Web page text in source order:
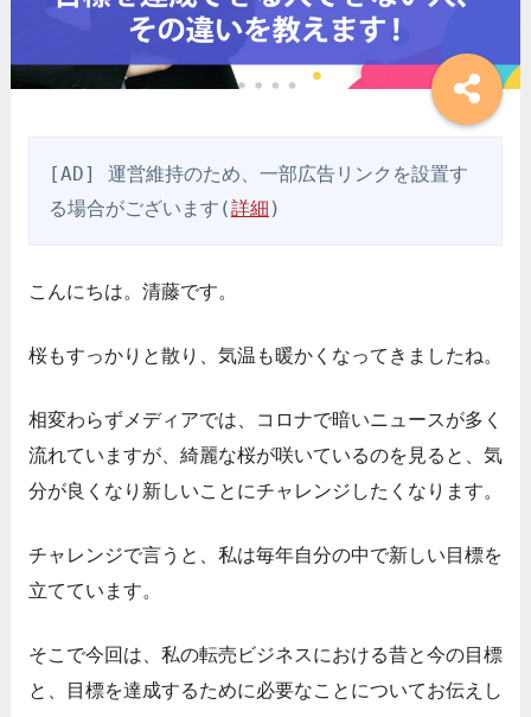
[AD] 運営維持のため、一部広告リンクを設置す
る場合がございます(詳細 )
こんにちは。清藤です。
桜もすっかりと散り、気温も暖かくなってきましたね。
相変わらずメディアでは、コロナで暗いニュースが多く
流れていますが、綺麗な桜が咲いているのを見ると、気
分が良くなり新しいことにチャレンジしたくなります。
チャレンジで言うと、私は毎年自分の中で新しい目標を
立てています。
そこで今回は、私の転売ビジネスにおける昔と今の目標
と、目標を達成するために必要なことについてお伝えし